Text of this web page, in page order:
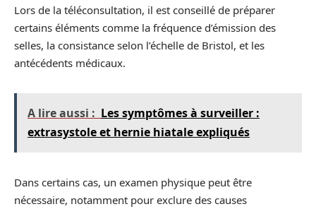
Lors de la téléconsultation, il est conseillé de préparer
certains éléments comme la fréquence d’émission des
selles, la consistance selon l’échelle de Bristol, et les
antécédents médicaux.
A lire aussi : Les symptômes à surveiller :
extrasystole et hernie hiatale expliqués
Dans certains cas, un examen physique peut être
nécessaire, notamment pour exclure des causes